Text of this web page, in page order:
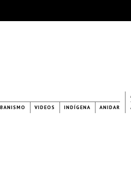
VIDEOS INDÍGENA ANIDAR